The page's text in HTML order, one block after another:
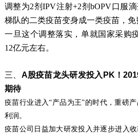
调整为2剂IPV注射+2剂bOPV口服
梯队的二类疫苗变身成一类疫苗，免
一旦这个调整落实，单就国家采购
12亿元左右。
三、 A股疫苗龙头研发投入 PK！
期待
疫苗行业进入“产品为王”的时代，重磅
利润。
疫苗公司日益加大研发投入并逐步进入